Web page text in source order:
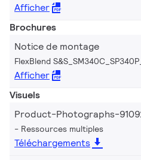
Afficher
Brochures
Notice de montage
FlexBlend
Afficher
Visuels
Product-Photographs-
Ressources multiples
Téléchargements